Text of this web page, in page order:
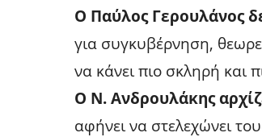
Ο Παύλος Γερουλάνος
για συγκυβέρνηση,
να κάνει πιο σκληρή και
Ο Ν. Ανδρουλάκης
αφήνει να στελεχώνει